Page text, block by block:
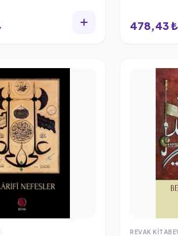
478,43 ₺
REVAK